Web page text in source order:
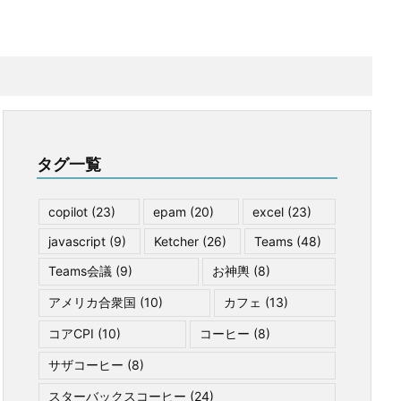
タグ一覧
copilot (23) epam (20) excel(23)
javascript (9) Ketcher (26) Teams (48)
Teams会議 (9) お神輿(8)
アメリカ合衆国 (10) カフェ (13)
コアCPI (10) コーヒー (8)
サザコーヒー (8)
スターバックスコーヒー (24)